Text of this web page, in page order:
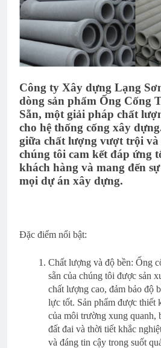
Công ty Xây dựng Lạng
dòng sản phẩm Ống Cống
Sẵn, một giải pháp chất
cho hệ thống cống xây
giữa chất lượng vượt trội và
chúng tôi cam kết đáp ứng
khách hàng và mang đến
mọi dự án xây dựng.
Đặc điểm nổi bật:
Chất lượng và độ bền: Ống
sẵn của chúng tôi được sản
chất lượng cao, đảm bảo độ
lực tốt. Sản phẩm được thiết
của môi trường xung quanh,
đất đai và thời tiết khắc
và đáng tin cậy trong suốt